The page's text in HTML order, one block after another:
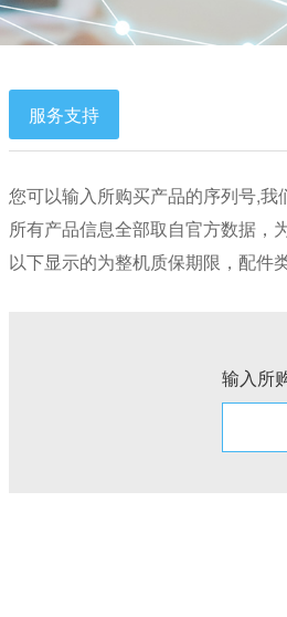
服务支持
您可以输入所购买产品的序列号,我
所有产品信息全部取自官方数据，
以下显示的为整机质保期限，配件
输入所